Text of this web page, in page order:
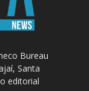
Bureau
Santa
editorial